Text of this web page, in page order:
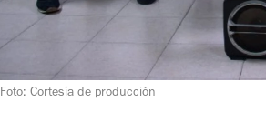
Foto: Cortesía de producción